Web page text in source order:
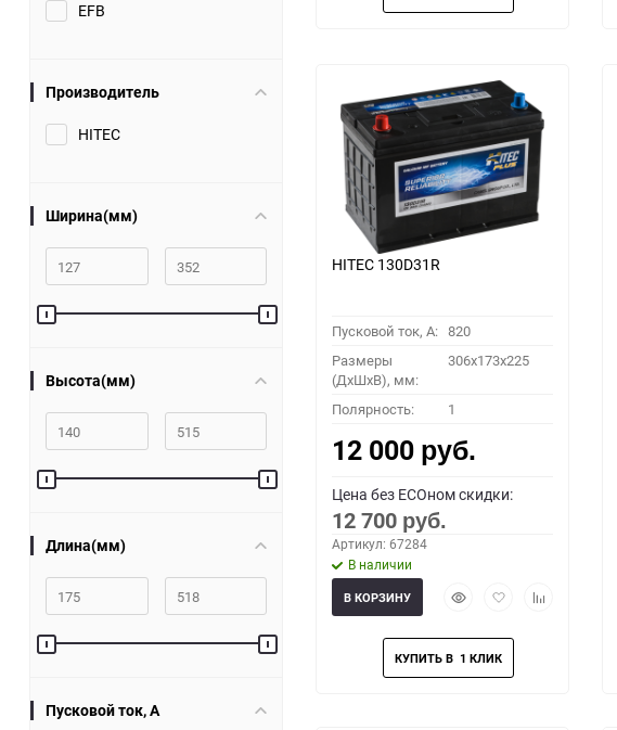
EFB
Производитель
HITEC
Ширина(мм)
Высота(мм)
Длина(мм)
Пусковой ток, A
HITEC 130D31R
Пусковой ток, A: 820
Размеры
(ДхШхВ), мм:
306x173x225
Полярность: 1
12 000 руб.
Цена без ECOном скидки:
12 700 руб.
Артикул: 67284
В наличии
БыстрыйДобавить
избранное
Добавить
В КОРЗИНУ